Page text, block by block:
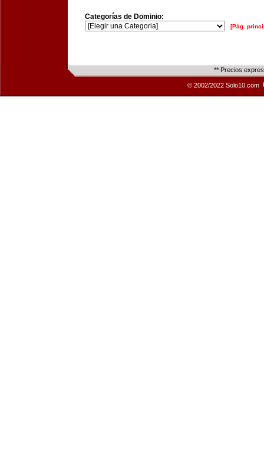
Categorías de Dominio:
[Pág.
** Precios
© 2002/2022 Solo10.com